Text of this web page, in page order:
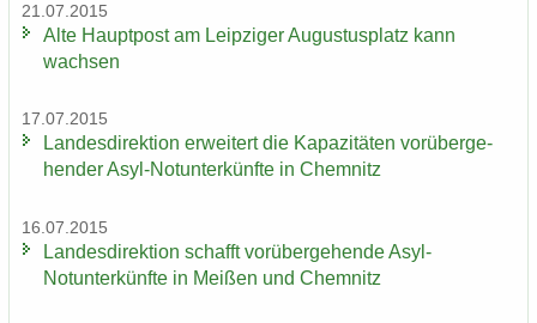
21.07.2015
Alte Haupt­post am Leip­zi­ger Au­gus­tus­platz kann
wach­sen
17.07.2015
Lan­des­di­rek­ti­on er­wei­tert die Ka­pa­zi­tä­ten vor­über­ge­
hen­der Asyl-​Notunter­künfte in Chem­nitz
16.07.2015
Lan­des­di­rek­ti­on schafft vor­über­ge­hen­de Asyl-​
Notunter­künfte in Mei­ßen und Chem­nitz